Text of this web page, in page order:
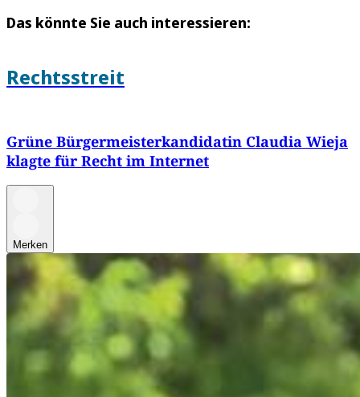
Das könnte Sie auch interessieren:
Rechtsstreit
Grüne Bürgermeisterkandidatin Claudia Wieja
klagte für Recht im Internet
Merken